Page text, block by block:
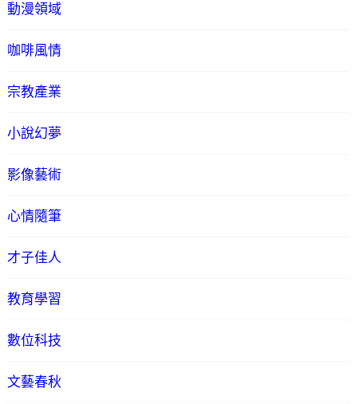
動漫領域
咖啡風情
宗教產業
小說幻夢
影像藝術
心情隨筆
才子佳人
教育學習
數位科技
文藝春秋